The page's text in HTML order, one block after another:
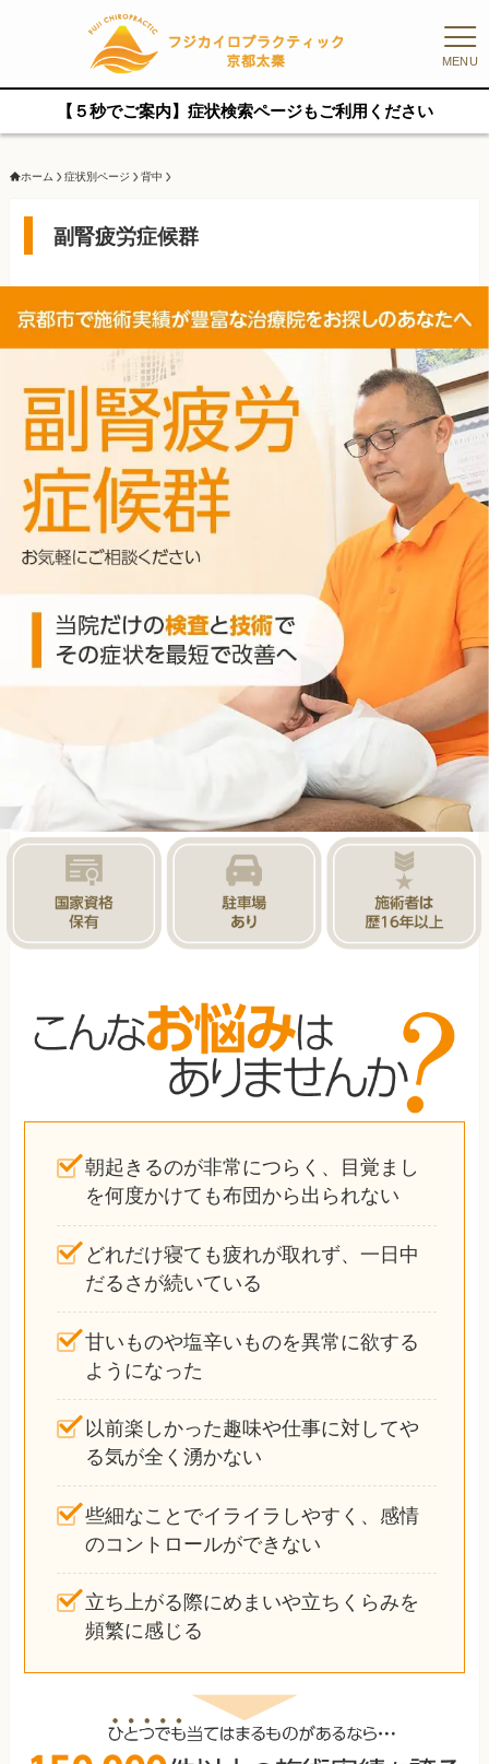
MENU
【５秒でご案内】症状検索ページもご利用ください
ホーム 症状別ページ 背中
副腎疲労症候群
朝起きるのが非常につらく、目覚まし
を何度かけても布団から出られない
どれだけ寝ても疲れが取れず、一日中
だるさが続いている
甘いものや塩辛いものを異常に欲する
ようになった
以前楽しかった趣味や仕事に対してや
る気が全く湧かない
些細なことでイライラしやすく、感情
のコントロールができない
立ち上がる際にめまいや立ちくらみを
頻繁に感じる